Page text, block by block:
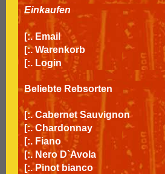
Einkaufen
[:. Email
[:. Warenkorb
[:. Login
Beliebte Rebsorten
[:. Cabernet Sauvignon
[:. Chardonnay
[:. Fiano
[:. Nero D`Avola
[:. Pinot bianco